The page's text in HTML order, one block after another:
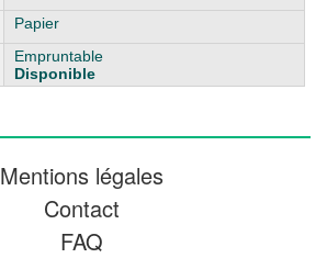
Papier
Empruntable
Disponible
Mentions légales
Contact
FAQ